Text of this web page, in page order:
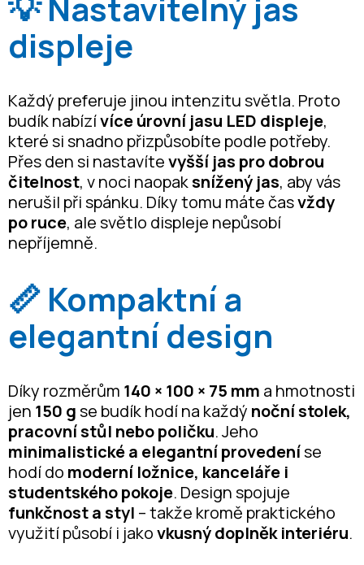
displeje
Každý preferuje jinou intenzitu světla. Proto
budík nabízívíce úrovní jasu LED displeje,
které si snadno přizpůsobíte podle potřeby.
Přes den si nastavítevyšší jas pro dobrou
čitelnost, v noci naopaksnížený jas, aby vás
nerušil při spánku. Díky tomu máte časvždy
po ruce, ale světlo displeje nepůsobí
nepříjemně.
📏 Kompaktní a
elegantní design
Díky rozměrům 140 × 100 × 75 mm a hmotnosti
jen 150 gse budík hodí na každý noční stolek,
pracovní stůl nebo poličku. Jeho
minimalistické a elegantní provedeníse
hodí do moderní ložnice, kanceláře i
studentského pokoje. Design spojuje
funkčnost a styl – takže kromě praktického
využití působí i jakovkusný doplněk interiéru.